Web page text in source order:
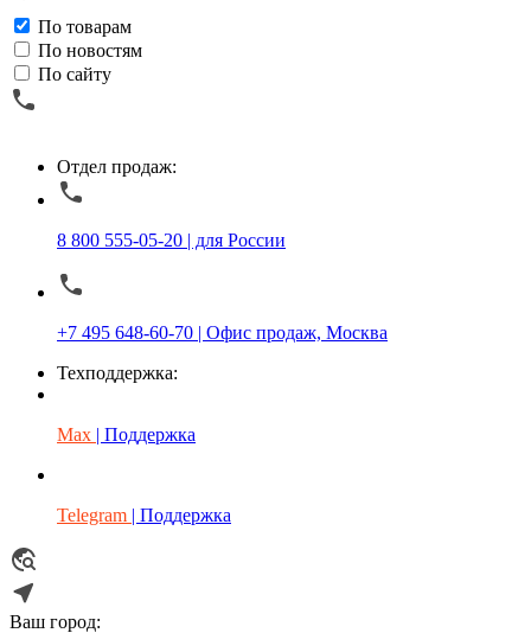
По товарам
По новостям
По сайту
Отдел продаж:
8 800 555-05-20 | для России
+7 495 648-60-70 | Офис продаж, Москва
Техподдержка:
Max | Поддержка
Telegram | Поддержка
Ваш город: